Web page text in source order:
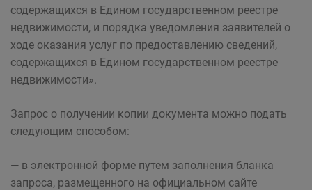
содержащихся в Едином государственном реестре
недвижимости, и порядка уведомления заявителей о
ходе оказания услуг по предоставлению сведений,
содержащихся в Едином государственном реестре
недвижимости».
Запрос о получении копии документа можно подать
следующим способом:
— в электронной форме путем заполнения бланка
запроса, размещенного на официальном сайте